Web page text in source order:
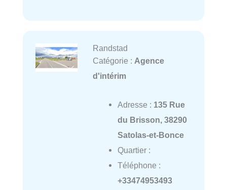
Randstad
Catégorie : Agence
d'intérim
Adresse : 135 Rue
du Brisson, 38290
Satolas-et-Bonce
Quartier :
Téléphone :
+33474953493